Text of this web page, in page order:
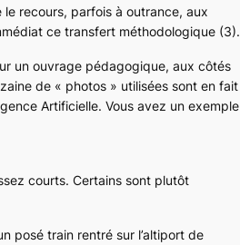
recours, parfois à outrance, aux
ce transfert méthodologique (3).
un ouvrage pédagogique, aux côtés
de « photos » utilisées sont en fait
Artificielle. Vous avez un exemple
courts. Certains sont plutôt
posé train rentré sur l’altiport de